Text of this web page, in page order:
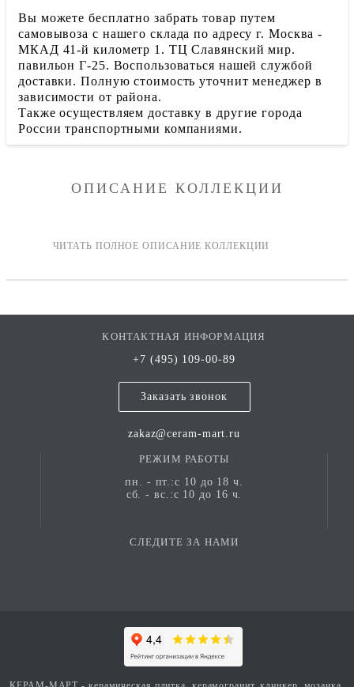
Вы можете бесплатно забрать товар путем
самовывоза с нашего склада по адресу г. Москва -
МКАД 41-й километр 1. ТЦ Славянский мир.
павильон Г-25. Воспользоваться нашей службой
доставки. Полную стоимость уточнит менеджер в
зависимости от района.
Также осуществляем доставку в другие города
России транспортными компаниями.
ОПИСАНИЕ КОЛЛЕКЦИИ
КОНТАКТНАЯ ИНФОРМАЦИЯ
+7 (495) 109-00-89
Заказать звонок
zakaz@ceram-mart.ru
РЕЖИМ РАБОТЫ
пн. - пт.:с 10 до 18 ч.
сб. - вс.:с 10 до 16 ч.
СЛЕДИТЕ ЗА НАМИ